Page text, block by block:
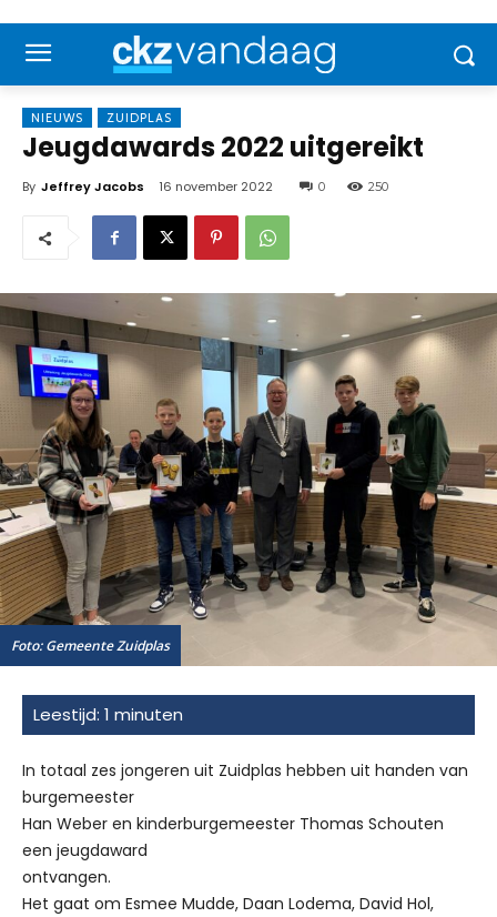
NIEUWS ZUIDPLAS
Jeugdawards 2022 uitgereikt
By Jeffrey Jacobs 16 november 2022 0 250
Foto: Gemeente Zuidplas
In totaal zes jongeren uit Zuidplas hebben uit handen van
burgemeester
Han Weber en kinderburgemeester Thomas Schouten
een jeugdaward
ontvangen.
Het gaat om Esmee Mudde, Daan Lodema, David Hol,